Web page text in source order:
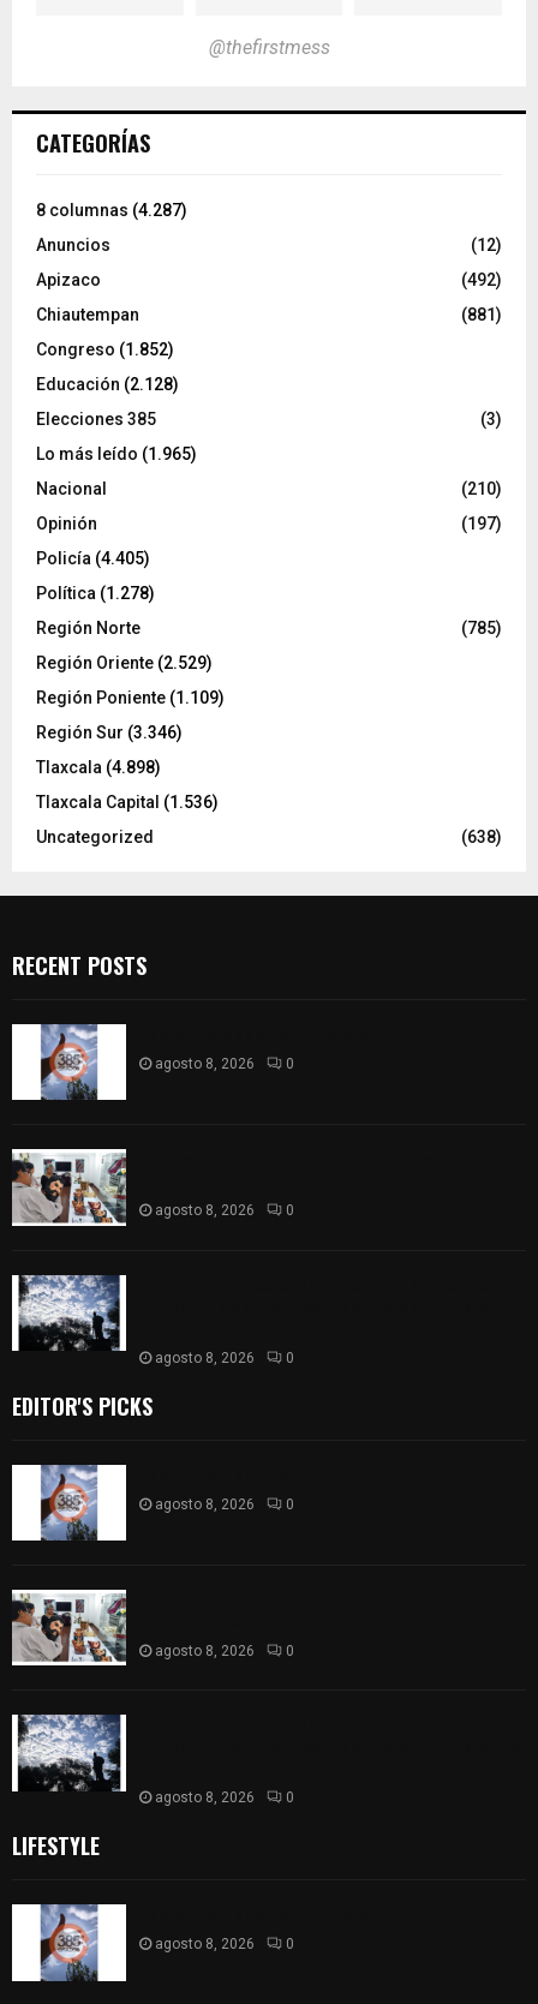
@thefirstmess
CATEGORÍAS
8 columnas (4.287)
Anuncios
(12)
Apizaco
(492)
Chiautempan
(881)
Congreso (1.852)
Educación (2.128)
Elecciones 385
(3)
Lo más leído (1.965)
Nacional
(210)
Opinión
(197)
Policía (4.405)
Política (1.278)
Región Norte
(785)
Región Oriente (2.529)
Región Poniente (1.109)
Región Sur (3.346)
Tlaxcala (4.898)
Tlaxcala Capital (1.536)
Uncategorized
(638)
RECENT POSTS
agosto 8, 2026 0
agosto 8, 2026 0
agosto 8, 2026 0
EDITOR'S PICKS
agosto 8, 2026 0
agosto 8, 2026 0
agosto 8, 2026 0
LIFESTYLE
agosto 8, 2026 0